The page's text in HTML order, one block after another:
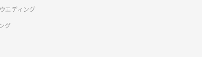
エディング
グ